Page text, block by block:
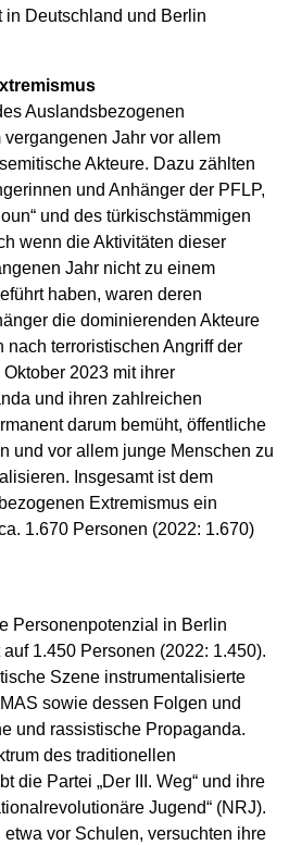
in Deutschland und Berlin
Auslandsbezogenen
vergangenen Jahr vor allem
Akteure. Dazu zählten
und Anhänger der PFLP,
und des türkischstämmigen
wenn die Aktivitäten dieser
Jahr nicht zu einem
haben, waren deren
die dominierenden Akteure
terroristischen Angriff der
2023 mit ihrer
und ihren zahlreichen
darum bemüht, öffentliche
und vor allem junge Menschen zu
Insgesamt ist dem
Extremismus ein
1.670 Personen (2022: 1.670)
Personenpotenzial in Berlin
1.450 Personen (2022: 1.450).
Szene instrumentalisierte
sowie dessen Folgen und
und rassistische Propaganda.
des traditionellen
die Partei „Der III. Weg“ und ihre
Jugend“ (NRJ).
etwa vor Schulen, versuchten ihre